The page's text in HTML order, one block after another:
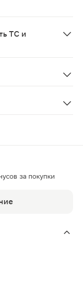
ТС и
за покупки